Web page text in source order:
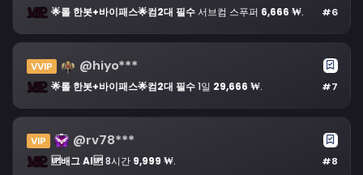
🌟롤 한봇+바이패스🌟컴2대 필수서브컴 스푸퍼 6,666 ₩. #6
VVIP @hiyo***
🌟롤 한봇+바이패스🌟컴2대 필수1일 29,666 ₩. #7
VIP @rv78***
🆙배그 AI🆙 8시간 9,999 ₩. #8